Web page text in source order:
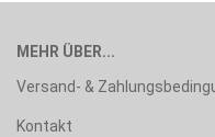
MEHR ÜBER...
Versand- &
Kontakt